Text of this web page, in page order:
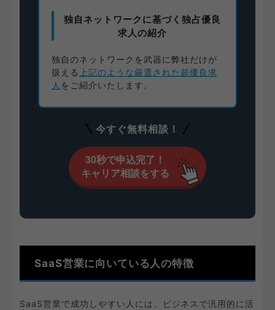
独自ネットワークに基づく独占優良
求人の紹介
独自のネットワークを武器に弊社だけが
扱える 上記のような厳選された超優良求
人 をご紹介いたします。
今すぐ無料相談！
30秒で申込完了！
キャリア相談をする
SaaS営業に向いている人の特徴
SaaS営業で成功しやすい人には、ビジネスで汎用的に活